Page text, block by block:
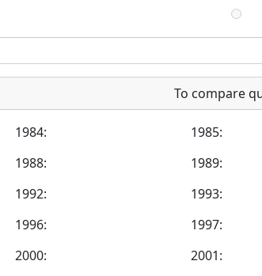
To compare
1984:
1985:
1988:
1989:
1992:
1993:
1996:
1997:
2000:
2001: